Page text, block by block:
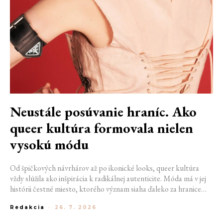
Neustále posúvanie hraníc. Ako
queer kultúra formovala nielen
vysokú módu
Od špičkových návrhárov až po ikonické looks, queer kultúra
vždy slúžila ako inšpirácia k radikálnej autenticite. Móda má v jej
histórii čestné miesto, ktorého význam siaha ďaleko za hranice
postihom a nebezpečenstvu, fungovalo práve oblečenie ako tichý
Redakcia - 26. 7. 2026